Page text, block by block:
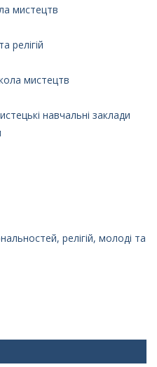
мистецтв
релігій
мистецтв
навчальні заклади
релігій, молоді та